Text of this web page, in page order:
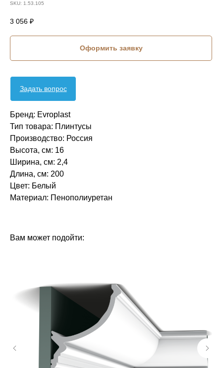
SKU: 1.53.105
3 056 ₽
Оформить заявку
Задать вопрос
Бренд: Evroplast
Тип товара: Плинтусы
Производство: Россия
Высота, см: 16
Ширина, см: 2,4
Длина, см: 200
Цвет: Белый
Материал: Пенополиуретан‎‎
Вам может подойти: